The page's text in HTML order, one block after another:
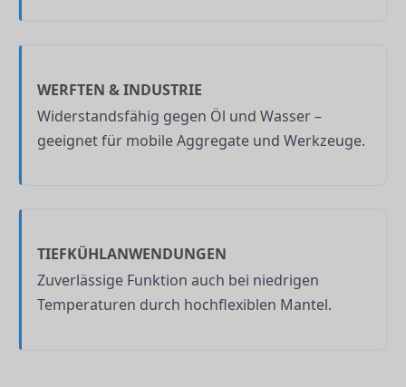
WERFTEN & INDUSTRIE
Widerstandsfähig gegen Öl und Wasser –
geeignet für mobile Aggregate und Werkzeuge.
TIEFKÜHLANWENDUNGEN
Zuverlässige Funktion auch bei niedrigen
Temperaturen durch hochflexiblen Mantel.